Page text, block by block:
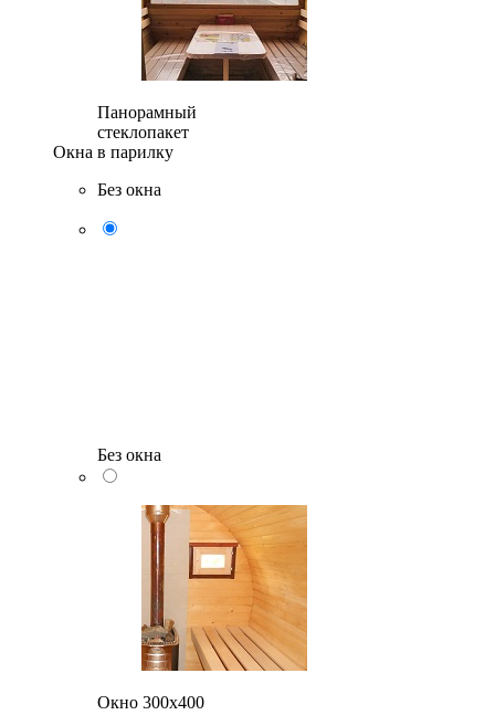
Панорамный
стеклопакет
Окна в парилку
Без окна
Без окна
Окно 300х400